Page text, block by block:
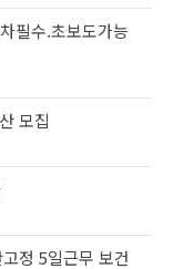
필수.초보도가능
모집
정 5일근무 보건